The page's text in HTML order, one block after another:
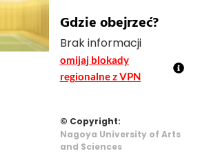
Gdzie obejrzeć?
Brak informacji
omijaj blokady
regionalne z VPN
© Copyright:
Nagoya University of Arts
and Sciences